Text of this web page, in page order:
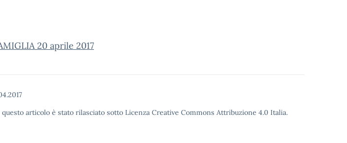
20 aprile 2017
articolo è stato rilasciato sotto Licenza Creative Commons Attribuzione 4.0 Italia.